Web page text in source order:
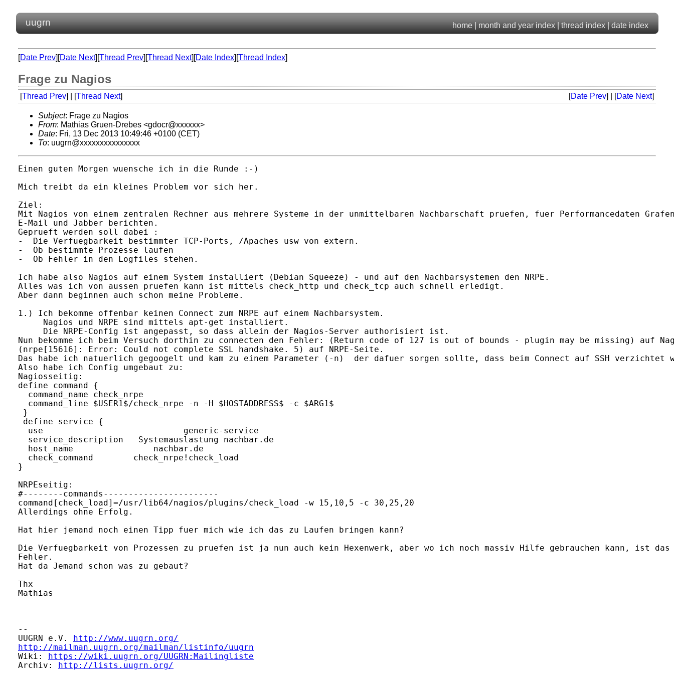
uugrn home|month and year index|thread index|date index
[Date Prev][Date Next][Thread Prev][Thread Next][Date Index][Thread Index]
Frage zu Nagios
[Thread Prev] | [Thread Next] [Date Prev] | [Date Next]
Subject: Frage zu Nagios
From: Mathias Gruen-Drebes <gdocr@xxxxxx>
Date: Fri, 13 Dec 2013 10:49:46 +0100 (CET)
To: uugrn@xxxxxxxxxxxxxxx
Einen guten Morgen wuensche ich in die Runde :-)
Mich treibt da ein kleines Problem vor sich her.
Ziel:
Mit Nagios von einem zentralen Rechner aus mehrere Systeme in der unmittelbaren Nachbarschaft pruefen, fuer Performancedaten
E-Mail und Jabber berichten.
Geprueft werden soll dabei :
-  Die Verfuegbarkeit bestimmter TCP-Ports, /Apaches usw von extern.
-  Ob bestimmte Prozesse laufen
-  Ob Fehler in den Logfiles stehen.
Ich habe also Nagios auf einem System installiert (Debian Squeeze) - und auf den Nachbarsystemen den NRPE.
Alles was ich von aussen pruefen kann ist mittels check_http und check_tcp auch schnell erledigt.
Aber dann beginnen auch schon meine Probleme.
1.) Ich bekomme offenbar keinen Connect zum NRPE auf einem Nachbarsystem.
     Nagios und NRPE sind mittels apt-get installiert.
     Die NRPE-Config ist angepasst, so dass allein der Nagios-Server authorisiert ist.
Nun bekomme ich beim Versuch dorthin zu connecten den Fehler: (Return code of 127 is out of bounds - plugin may be missing) auf
(nrpe[15616]: Error: Could not complete SSL handshake. 5) auf NRPE-Seite.
Das habe ich natuerlich gegoogelt und kam zu einem Parameter (-n)  der dafuer sorgen sollte, dass beim Connect auf SSH verzichtet
Also habe ich Config umgebaut zu:
Nagiosseitig:
define command {
  command_name check_nrpe
  command_line $USER1$/check_nrpe -n -H $HOSTADDRESS$ -c $ARG1$
}
define service {
  use                            generic-service
  service_description   Systemauslastung nachbar.de
  host_name                nachbar.de
  check_command        check_nrpe!check_load
}
NRPEseitig:
#--------commands-----------------------
command[check_load]=/usr/lib64/nagios/plugins/check_load -w 15,10,5 -c 30,25,20
Allerdings ohne Erfolg.
Hat hier jemand noch einen Tipp fuer mich wie ich das zu Laufen bringen kann?
Die Verfuegbarkeit von Prozessen zu pruefen ist ja nun auch kein Hexenwerk, aber wo ich noch massiv Hilfe gebrauchen kann, ist
Fehler.
Hat da Jemand schon was zu gebaut?
Thx
Mathias
--
UUGRN e.V.
http://www.uugrn.org/
http://mailman.uugrn.org/mailman/listinfo/uugrn
Wiki:
https://wiki.uugrn.org/UUGRN:Mailingliste
Archiv:
http://lists.uugrn.org/